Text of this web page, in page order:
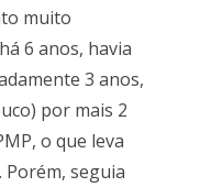
muito
6 anos, havia
3 anos,
por mais 2
o que leva
seguia